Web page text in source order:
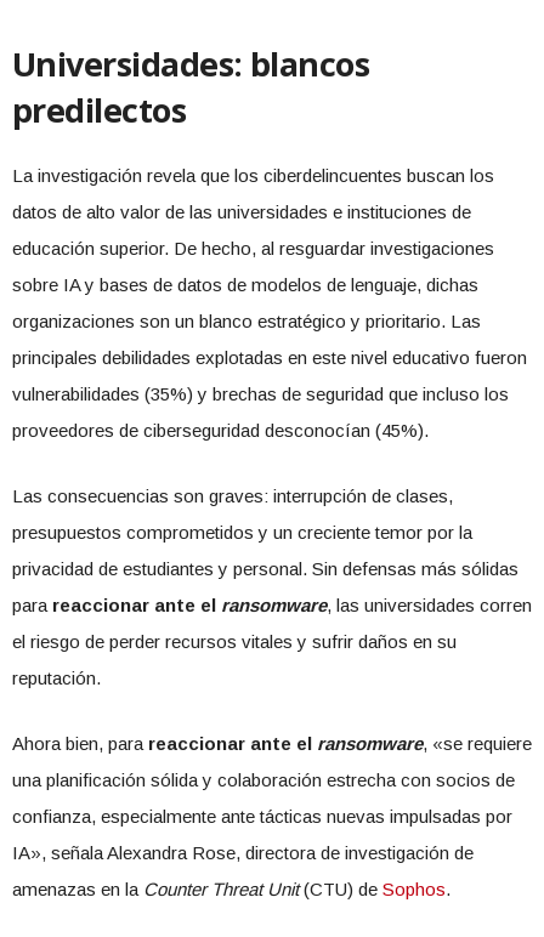
Universidades: blancos
predilectos
La investigación revela que los ciberdelincuentes buscan los
datos de alto valor de las universidades e instituciones de
educación superior. De hecho, al resguardar investigaciones
sobre IA y bases de datos de modelos de lenguaje, dichas
organizaciones son un blanco estratégico y prioritario. Las
principales debilidades explotadas en este nivel educativo fueron
vulnerabilidades (35%) y brechas de seguridad que incluso los
proveedores de ciberseguridad desconocían (45%).
Las consecuencias son graves: interrupción de clases,
presupuestos comprometidos y un creciente temor por la
privacidad de estudiantes y personal. Sin defensas más sólidas
para reaccionar ante el ransomware, las universidades corren
el riesgo de perder recursos vitales y sufrir daños en su
reputación.
Ahora bien, para reaccionar ante el ransomware, «se requiere
una planificación sólida y colaboración estrecha con socios de
confianza, especialmente ante tácticas nuevas impulsadas por
IA», señala Alexandra Rose, directora de investigación de
amenazas en la Counter Threat Unit(CTU) de Sophos.